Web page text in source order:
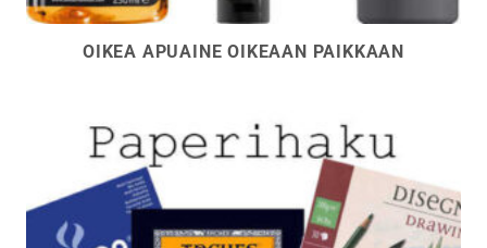
OIKEA APUAINE OIKEAAN PAIKKAAN